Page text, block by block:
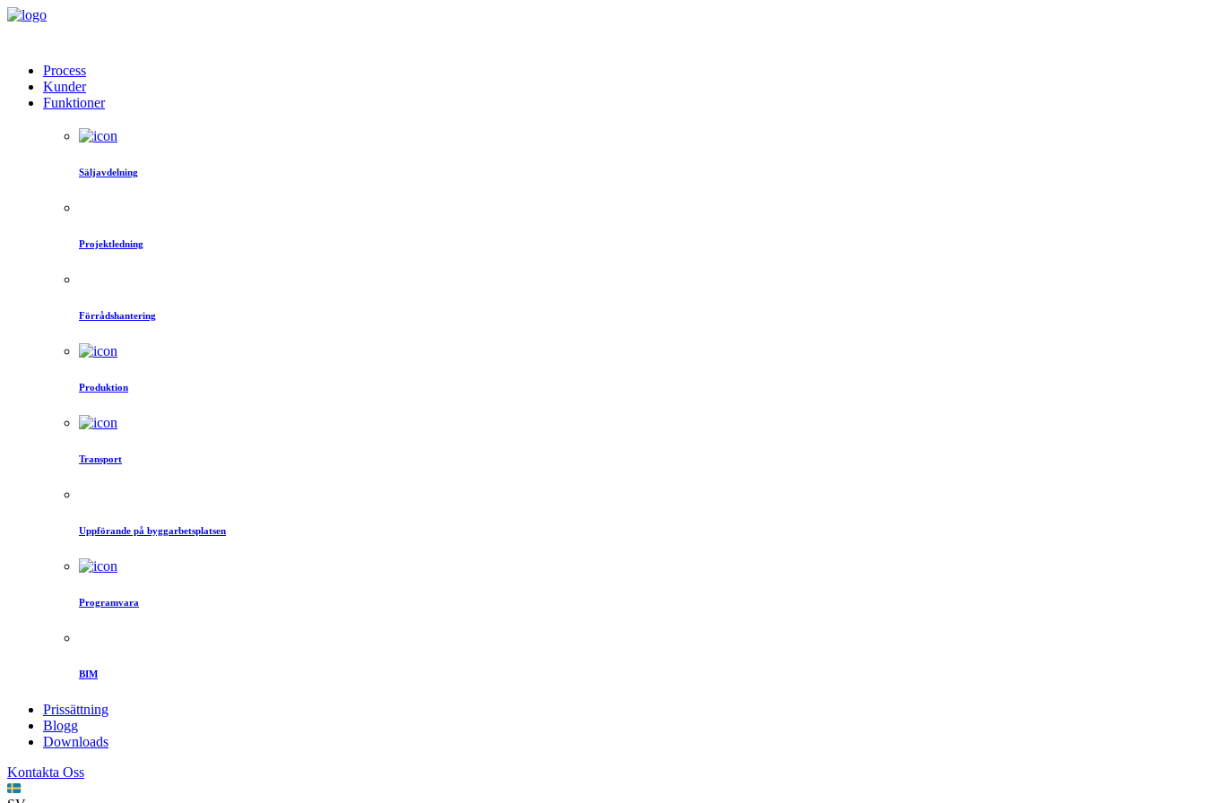
Process
Kunder
Funktioner
Säljavdelning
Projektledning
Förrådshantering
Produktion
Transport
Uppförande på byggarbetsplatsen
Programvara
BIM
Prissättning
Blogg
Downloads
Kontakta Oss